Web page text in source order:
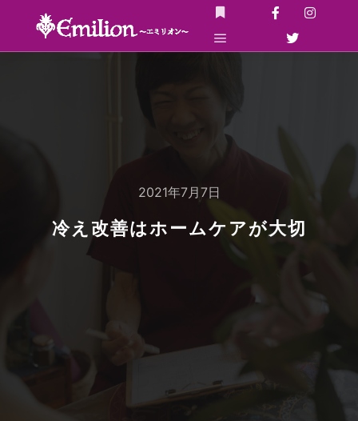
詳細
2021年7月7日
冷え改善はホームケアが大切